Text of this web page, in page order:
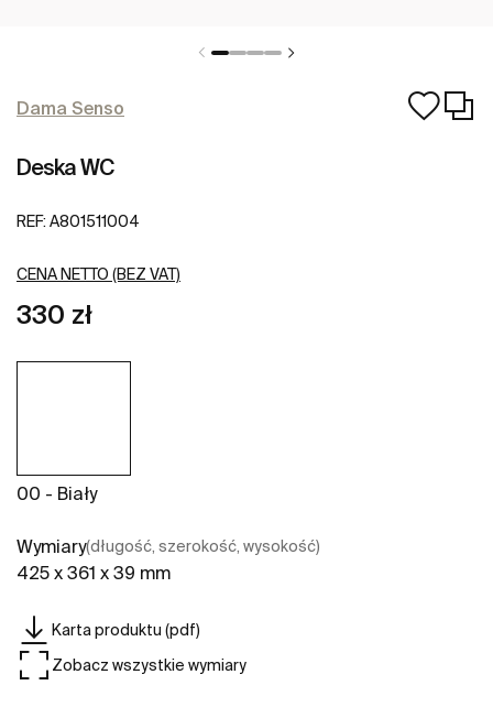
Dama Senso
Deska WC
REF: A801511004
CENA NETTO (BEZ VAT)
330 zł
00 - Biały
Wymiary(długość, szerokość, wysokość)
425 x 361 x 39 mm
Karta produktu (pdf)
Zobacz wszystkie wymiary